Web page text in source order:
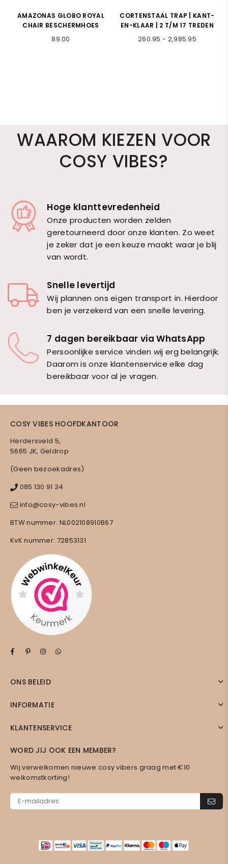
AMAZONAS GLOBO ROYAL
CHAIR BESCHERMHOES
Normale
89.00
CORTENSTAAL TRAP | KANT-
EN-KLAAR | 2 T/M 17 TREDEN
260.95 - 2,985.95
WAAROM KIEZEN VOOR
COSY VIBES?
Hoge klanttevredenheid
Onze producten worden zelden
geretourneerd door onze klanten. Zo weet
je zeker dat je een keuze maakt waar je blij
van wordt.
Snelle levertijd
Wij plannen ons eigen transport in. Hierdoor
ben je verzekerd van een snelle levering.
7 dagen bereikbaar via WhatsApp
Persoonlijke service vinden wij erg belangrijk.
Daarom is onze klantenservice elke dag
bereikbaar voor al je vragen.
COSY VIBES HOOFDKANTOOR
Herdersveld 5,
5665 JK, Geldrop
(Geen bezoekadres)
085 130 91 34
info@cosy-vibes.nl
BTW nummer: NL002108910B67
KvK nummer: 72853131
FacebookPinterestInstagram
ONS BELEID
INFORMATIE
KLANTENSERVICE
WORD JIJ OOK EEN MEMBER?
Wij verwelkomen nieuwe cosy vibers graag met €10
welkomstkorting!